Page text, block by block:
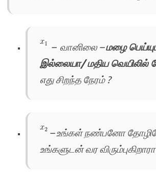
– வானிலை –மழை
இல்லையா/ மதிய வெயிலில்
எது சிறந்த நேரம் ?
– உங்கள் நண்பனோ
உங்களுடன் வர